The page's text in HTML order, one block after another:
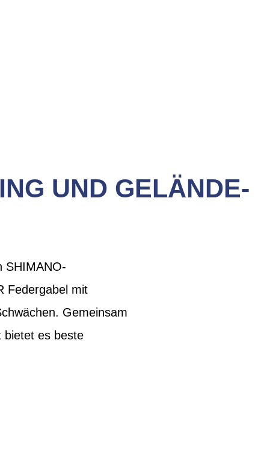
UND GELÄNDE-
SHIMANO-
Federgabel mit
Gemeinsam
bietet es beste